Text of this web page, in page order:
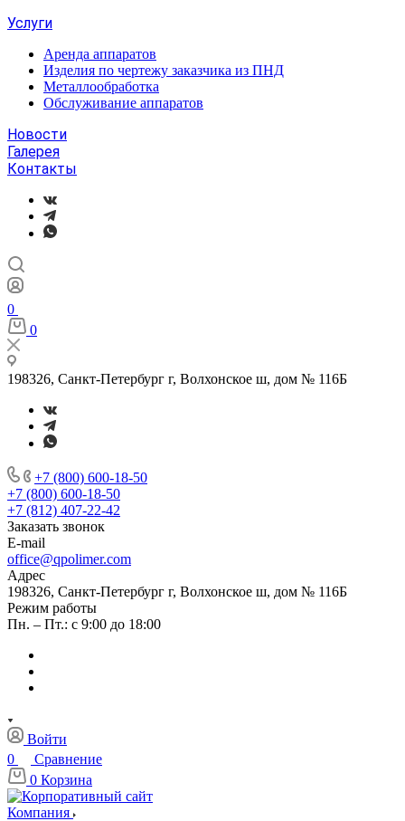
Услуги
Аренда аппаратов
Изделия по чертежу заказчика из ПНД
Металлообработка
Обслуживание аппаратов
Новости
Галерея
Контакты
0
0
198326, Санкт-Петербург г, Волхонское ш, дом № 116Б
+7 (800) 600-18-50
+7 (800) 600-18-50
+7 (812) 407-22-42
Заказать звонок
E-mail
office@qpolimer.com
Адрес
198326, Санкт-Петербург г, Волхонское ш, дом № 116Б
Режим работы
Пн. – Пт.: с 9:00 до 18:00
Войти
0
Сравнение
0 Корзина
Компания